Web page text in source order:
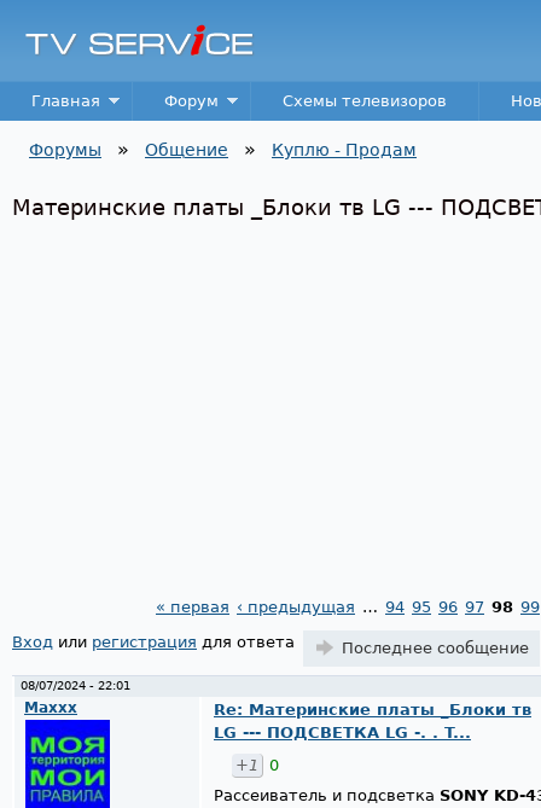
TV
Service
Main menu
Главная Форум Схемы телевизоров
Форумы » Общение » Куплю - Продам
Материнские платы _Блоки тв LG ---
Страницы
« первая ‹ предыдущая … 94 95 96 97 98 99
Вход или регистрация для ответа Последнее сообщение
08/07/2024 - 22:01
Maxxx
Re: Материнские платы _Блоки тв
LG --- ПОДСВЕТКА LG -. . T...
+1
0
Рассеиватель и подсветка SONY KD-